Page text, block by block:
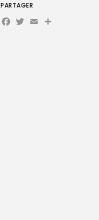
PARTAGER
Facebook
Twitter
EmailPartager